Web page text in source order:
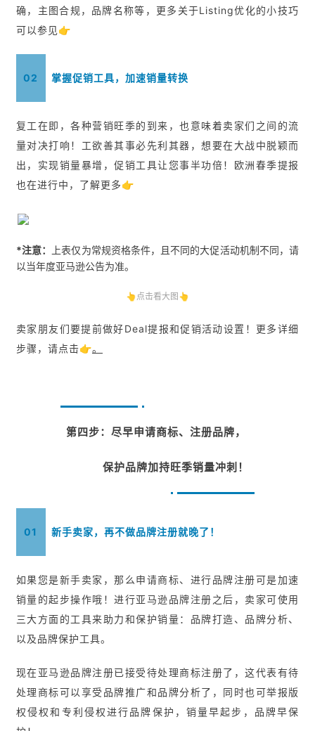
确，主图合规，品牌名称等，更多关于Listing优化的小技巧
可以参见👉
02 掌握促销工具，加速销量转换
复工在即，各种营销旺季的到来，也意味着卖家们之间的流
量对决打响！工欲善其事必先利其器，想要在大战中脱颖而
出，实现销量暴增，促销工具让您事半功倍！欧洲春季提报
也在进行中，了解更多👉
*注意：
上表仅为常规资格条件，且不同的大促活动机制不同，请
以当年度亚马逊公告为准。
👆点击看大图👆
卖家朋友们要提前做好Deal提报和促销活动设置！更多详细
步骤，请点击👉。
第四步：尽早申请商标、注册品牌，
保护品牌加持旺季销量冲刺！
01 新手卖家，再不做品牌注册就晚了！
如果您是新手卖家，那么申请商标、进行品牌注册可是加速
销量的起步操作哦！进行亚马逊品牌注册之后，卖家可使用
三大方面的工具来助力和保护销量：品牌打造、品牌分析、
以及品牌保护工具。
现在亚马逊品牌注册已接受待处理商标注册了，这代表有待
处理商标可以享受品牌推广和品牌分析了，同时也可举报版
权侵权和专利侵权进行品牌保护，销量早起步，品牌早保